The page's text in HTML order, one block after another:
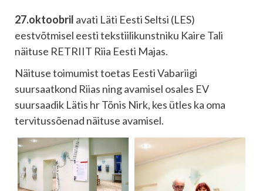
27.oktoobril avati Läti Eesti Seltsi (LES)
eestvõtmisel eesti tekstiilikunstniku Kaire Tali
näituse RETRIIT Riia Eesti Majas.
Näituse toimumist toetas Eesti Vabariigi
suursaatkond Riias ning avamisel osales EV
suursaadik Lätis hr Tõnis Nirk, kes ütles ka oma
tervitussõenad näituse avamisel.